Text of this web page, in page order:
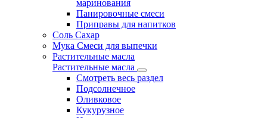
маринования
Панировочные смеси
Приправы для напитков
Соль Сахар
Мука Смеси для выпечки
Растительные масла
Растительные масла
Смотреть весь раздел
Подсолнечное
Оливковое
Кукурузное